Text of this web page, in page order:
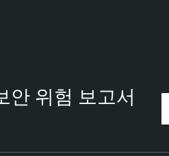
안 위험 보고서